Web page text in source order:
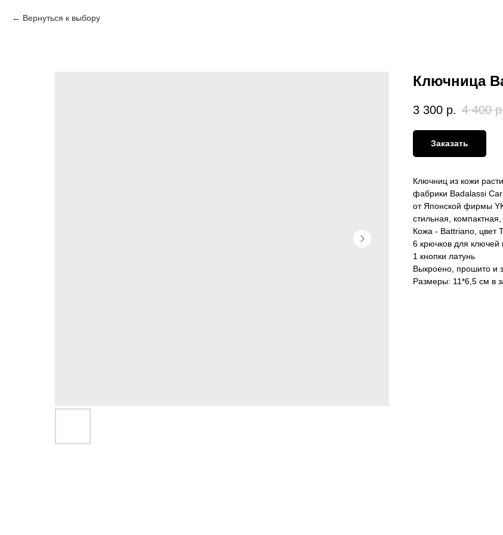
Вернуться к выбору
Ключница
3 300 р. 4 400
Заказать
Ключниц из кожи
фабрики Badalassi
от Японской фирмы
стильная,
Кожа - Battriano, цвет
6 крючков для ключей
1 кнопки латунь
Выкроено, прошито и
Размеры: 11*6,5 см в